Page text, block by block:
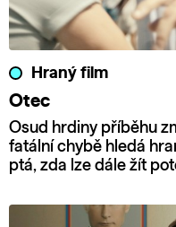
Hraný film
Otec
Osud hrdiny příběhu
fatální chybě hledá
ptá, zda lze dále žít